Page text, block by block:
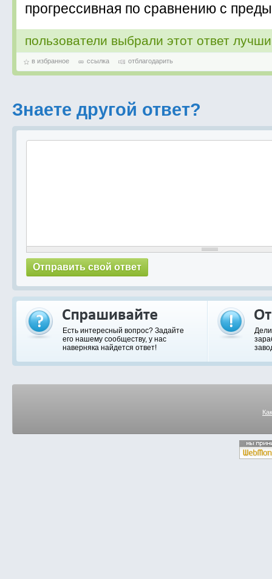
прогpессивная по сравнению с
пользователи выбрали этот ответ
в избранное ссылка отблагодарить
Знаете другой ответ?
Есть интересный вопрос? Задайте
его нашему сообществу, у нас
наверняка найдется ответ!